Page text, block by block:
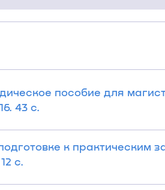
пособие для
43 с.
к практическим
с.